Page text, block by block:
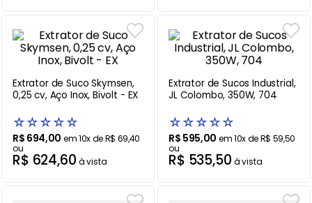
Extrator de Suco Skymsen,
0,25 cv, Aço Inox, Bivolt - EX
☆☆☆☆☆
R$ 694,00 em10x deR$ 69,40
ou
R$ 624,60 à vista
Extrator de Sucos Industrial,
JL Colombo, 350W, 704
☆☆☆☆☆
R$ 595,00 em10x deR$ 59,50
ou
R$ 535,50 à vista